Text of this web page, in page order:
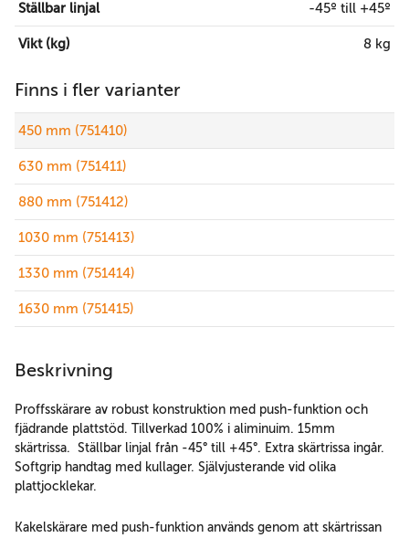
Ställbar linjal -45º till +45º
Vikt (kg) 8 kg
Finns i fler varianter
450 mm (751410)
630 mm (751411)
880 mm (751412)
1030 mm (751413)
1330 mm (751414)
1630 mm (751415)
Beskrivning
Proffsskärare av robust konstruktion med push-funktion och
fjädrande plattstöd. Tillverkad 100% i aliminuim. 15mm
skärtrissa. Ställbar linjal från -45° till +45°. Extra skärtrissa ingår.
Softgrip handtag med kullager. Självjusterande vid olika
plattjocklekar.
Kakelskärare med push-funktion används genom att skärtrissan